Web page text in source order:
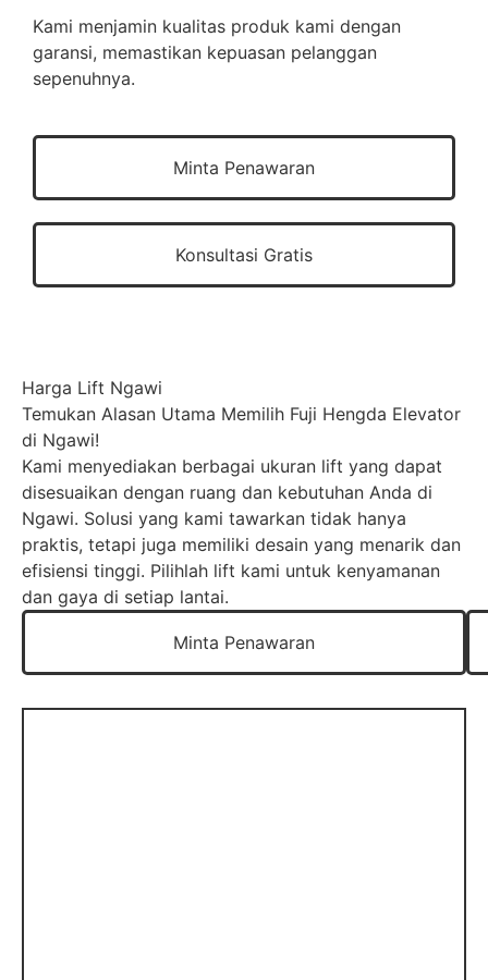
Kami menjamin kualitas produk kami dengan
garansi, memastikan kepuasan pelanggan
sepenuhnya.
Minta Penawaran
Konsultasi Gratis
Harga Lift Ngawi
Temukan Alasan Utama Memilih Fuji Hengda Elevator
di Ngawi!
Kami menyediakan berbagai ukuran lift yang dapat
disesuaikan dengan ruang dan kebutuhan Anda di
Ngawi. Solusi yang kami tawarkan tidak hanya
praktis, tetapi juga memiliki desain yang menarik dan
efisiensi tinggi. Pilihlah lift kami untuk kenyamanan
dan gaya di setiap lantai.
Minta Penawaran